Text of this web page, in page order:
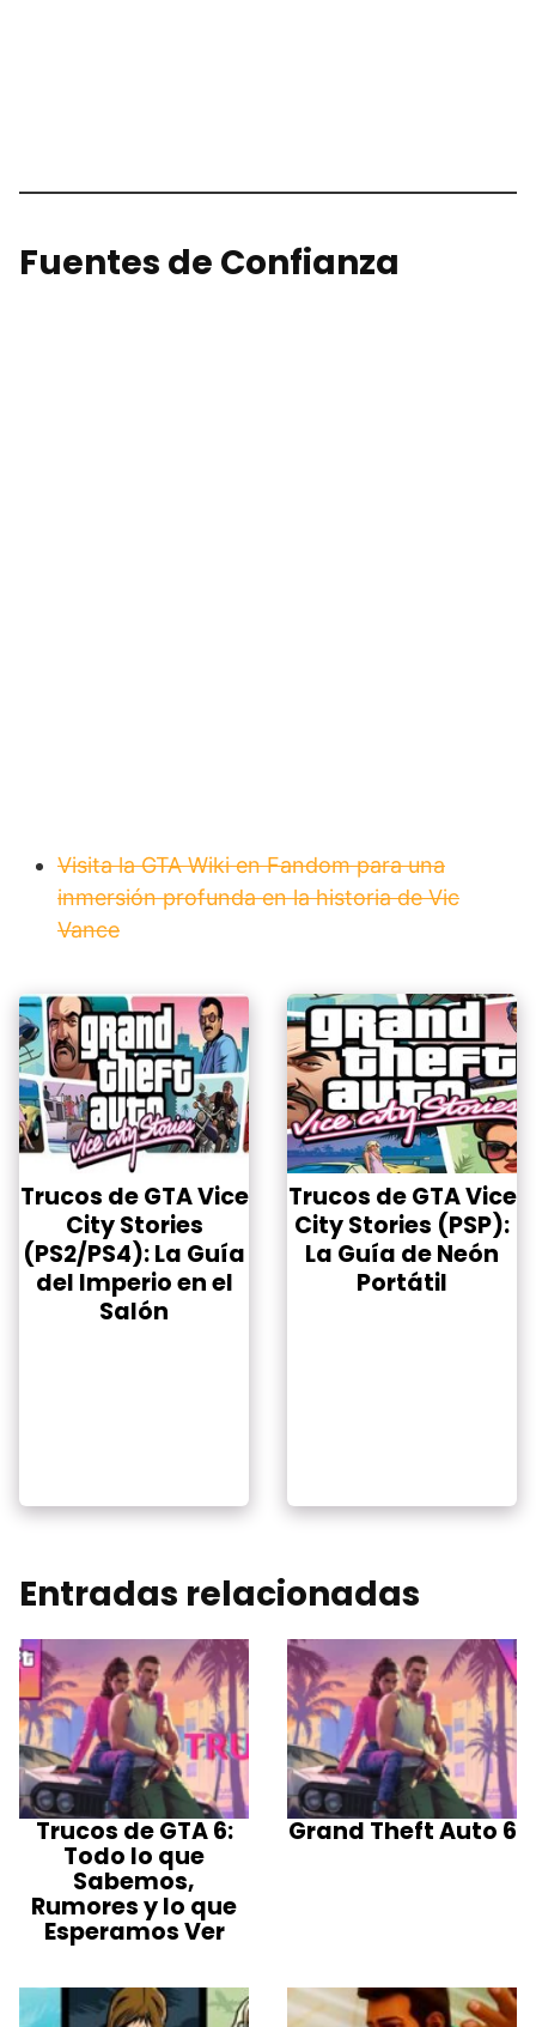
Fuentes de Confianza
Visita la GTA Wiki en Fandom para una
inmersión profunda en la historia de Vic
Vance
Trucos de GTA Vice
City Stories
(PS2/PS4): La Guía
del Imperio en el
Salón
Trucos de GTA Vice
City Stories (PSP):
La Guía de Neón
Portátil
Entradas relacionadas
Trucos de GTA 6:
Todo lo que
Sabemos,
Rumores y lo que
Esperamos Ver
Grand Theft Auto 6